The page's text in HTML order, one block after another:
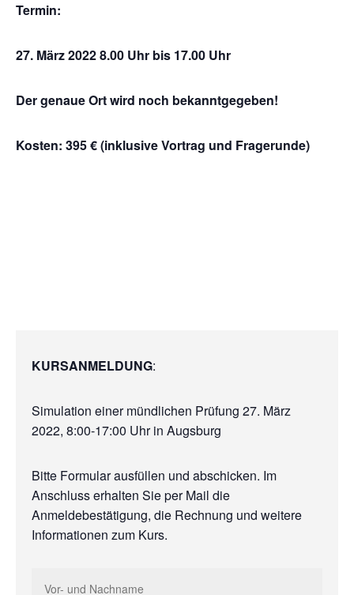
Termin:
27. März 2022 8.00 Uhr bis 17.00 Uhr
Der genaue Ort wird noch bekanntgegeben!
Kosten: 395 € (inklusive Vortrag und Fragerunde)
KURSANMELDUNG:
Simulation einer mündlichen Prüfung 27. März
2022, 8:00-17:00 Uhr in Augsburg
Bitte Formular ausfüllen und abschicken. Im
Anschluss erhalten Sie per Mail die
Anmeldebestätigung, die Rechnung und weitere
Informationen zum Kurs.